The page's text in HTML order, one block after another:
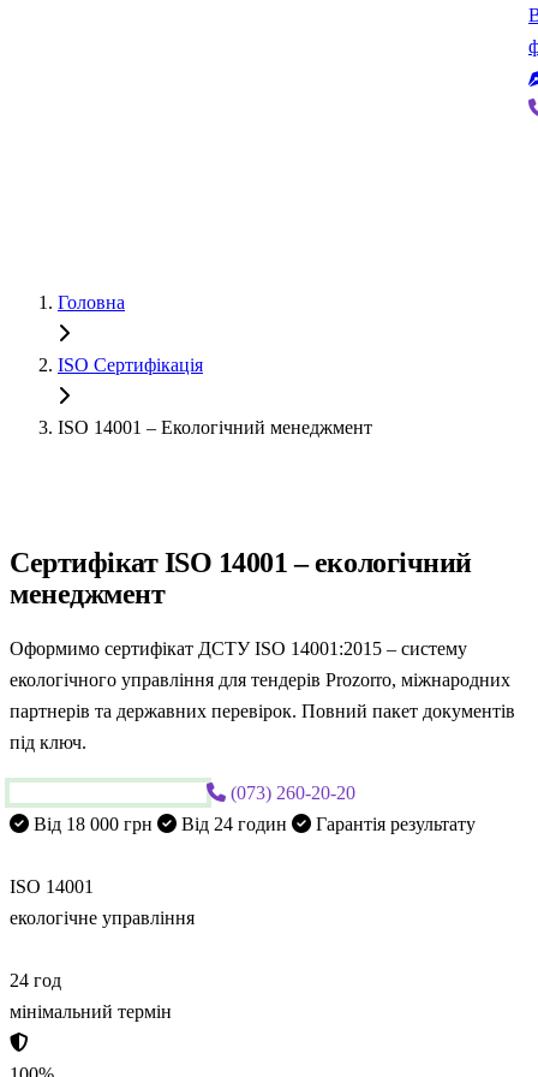
Головна
ISO Сертифікація
ISO 14001 – Екологічний менеджмент
Сертифікат ISO 14001 –екологічний
менеджмент
Оформимо сертифікат ДСТУ ISO 14001:2015 – систему
екологічного управління для тендерів Prozorro, міжнародних
партнерів та державних перевірок. Повний пакет документів
під ключ.
(073) 260-20-20
Від 18 000 грн
Від 24 годин Гарантія результату
ISO 14001
екологічне управління
24 год
мінімальний термін